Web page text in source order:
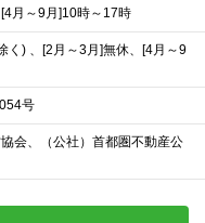
月～9月]10時～17時
く) 、[2月～3月]無休、[4月～9
号
会、（公社）首都圏不動産公